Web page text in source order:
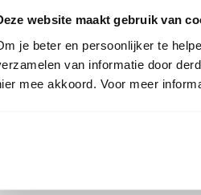
website maakt gebruik van
je beter en persoonlijker te
van informatie door
mee akkoord. Voor meer